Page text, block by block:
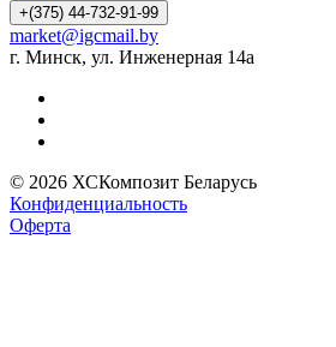
+(375) 44-732-91-99
market@igcmail.by
г. Минск, ул. Инженерная 14а
© 2026 ХСКомпозит Беларусь
Конфиденциальность
Оферта